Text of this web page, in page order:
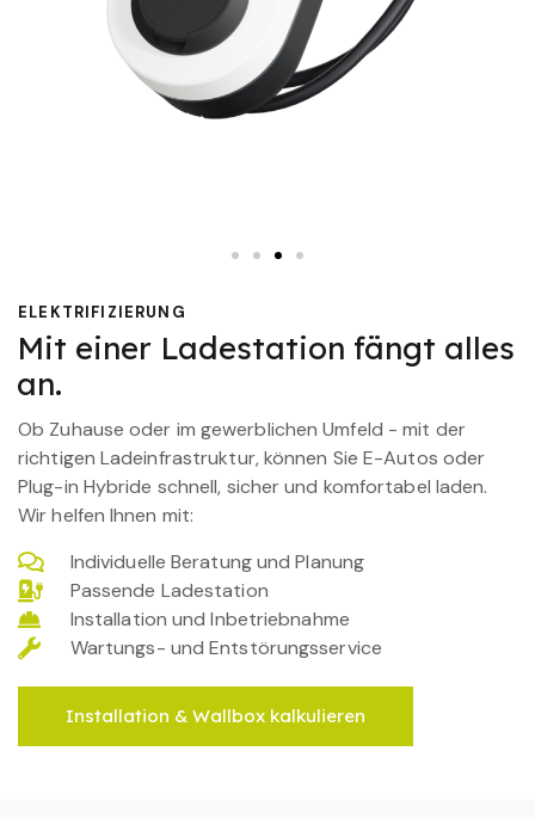
ELEKTRIFIZIERUNG
Mit einer Ladestation fängt alles
an.
Ob Zuhause oder im gewerblichen Umfeld - mit der
richtigen Ladeinfrastruktur, können Sie E-Autos oder
Plug-in Hybride schnell, sicher und komfortabel laden.
Wir helfen Ihnen mit:
Individuelle Beratung und Planung
Passende Ladestation
Installation und Inbetriebnahme
Wartungs- und Entstörungsservice
Installation & Wallbox kalkulieren